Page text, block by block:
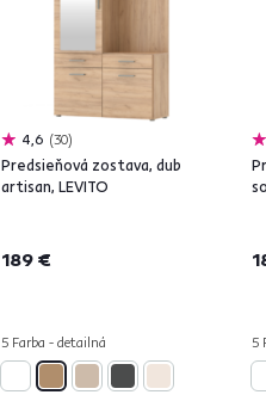
4,6 30
Predsieňová zostava, dub
artisan, LEVITO
189 €
5 Farba - detailná 5